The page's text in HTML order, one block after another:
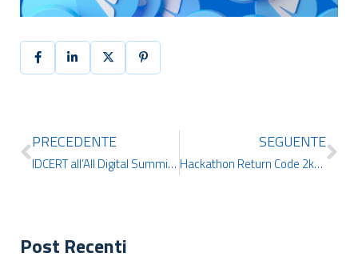
PRECEDENTE
IDCERT all’All Digital Summit 2025: Educated Digital Citizens, Empowering Connected Generations
SEGUENTE
Hackathon Return Code 2k25: il countdown è iniziato.
Post Recenti